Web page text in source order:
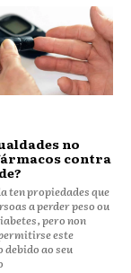
no
contra
ten propiedades que
a perder peso ou
pero non
este
ao seu